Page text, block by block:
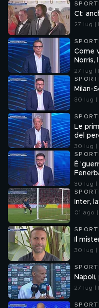
Ct:
27 lug |
Come
Norris,
27 lug |
Milan-
30 lug |
Le
del
30 lug |
È
30 lug |
Inter,
01 ago |
Il
30 lug |
27 lug |